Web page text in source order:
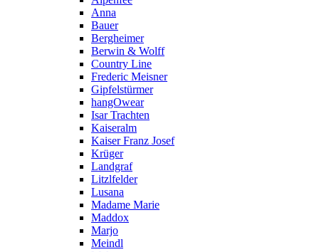
Anna
Bauer
Bergheimer
Berwin & Wolff
Country Line
Frederic Meisner
Gipfelstürmer
hangOwear
Isar Trachten
Kaiseralm
Kaiser Franz Josef
Krüger
Landgraf
Litzlfelder
Lusana
Madame Marie
Maddox
Marjo
Meindl